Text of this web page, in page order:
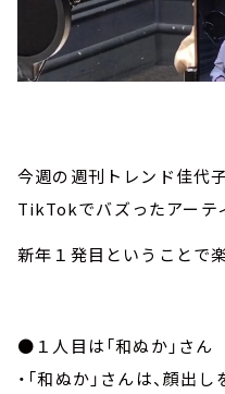
今週の週刊トレンド佳代
TikTokでバズったアーテ
新年１発目ということで
●１人目は「和ぬか」さん
・「和ぬか」さんは、顔出